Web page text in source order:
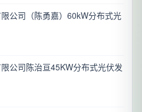
公司（陈勇嘉）60kW分布式光
公司陈治亘45KW分布式光伏发